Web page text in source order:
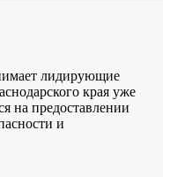
лидирующие
края уже
на предоставлении
и